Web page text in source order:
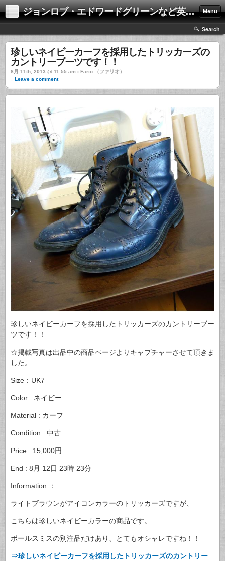
ジョンロブ・エドワードグリーンなど英国靴の激安中古通販情報ブログ Menu
Search
珍しいネイビーカーフを採用したトリッカーズの
カントリーブーツです！！
8月 11th, 2013 @ 11:55 am › Fario （ファリオ）
↓ Leave a comment
珍しいネイビーカーフを採用したトリッカーズのカントリーブー
ツです！！
☆掲載写真は出品中の商品ページよりキャプチャーさせて頂きま
した。
Size：UK7
Color : ネイビー
Material : カーフ
Condition : 中古
Price : 15,000円
End : 8月 12日 23時 23分
Information ：
ライトブラウンがアイコンカラーのトリッカーズですが、
こちらは珍しいネイビーカラーの商品です。
ポールスミスの別注品だけあり、とてもオシャレですね！！
⇒珍しいネイビーカーフを採用したトリッカーズのカントリー